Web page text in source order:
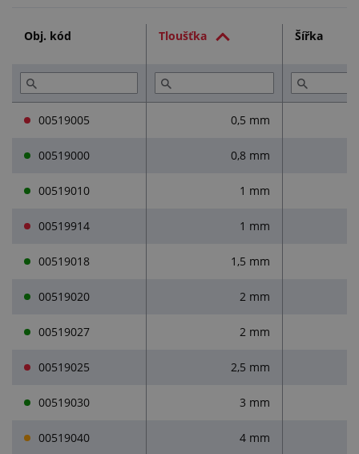
Přečtěte si (1)
Obj. kód Tloušťka Šířka
00519005 0,5 mm
00519000 0,8 mm
00519010 1 mm
00519914 1 mm
00519018 1,5 mm
00519020 2 mm
00519027 2 mm
00519025 2,5 mm
00519030 3 mm
00519040 4 mm